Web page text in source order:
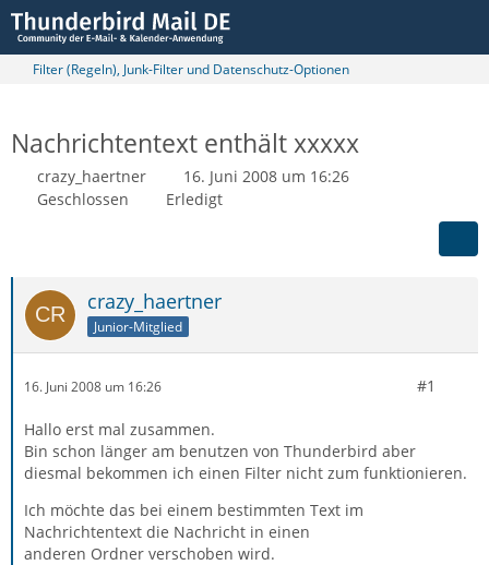
Filter (Regeln), Junk-Filter und Datenschutz-Optionen
Nachrichtentext enthält xxxxx
crazy_haertner
16. Juni 2008 um 16:26
Geschlossen
Erledigt
crazy_haertner
Junior-Mitglied
16. Juni 2008 um 16:26 #1
Hallo erst mal zusammen.
Bin schon länger am benutzen von Thunderbird aber
diesmal bekommen ich einen Filter nicht zum funktionieren.
Ich möchte das bei einem bestimmten Text im
Nachrichtentext die Nachricht in einen
anderen Ordner verschoben wird.